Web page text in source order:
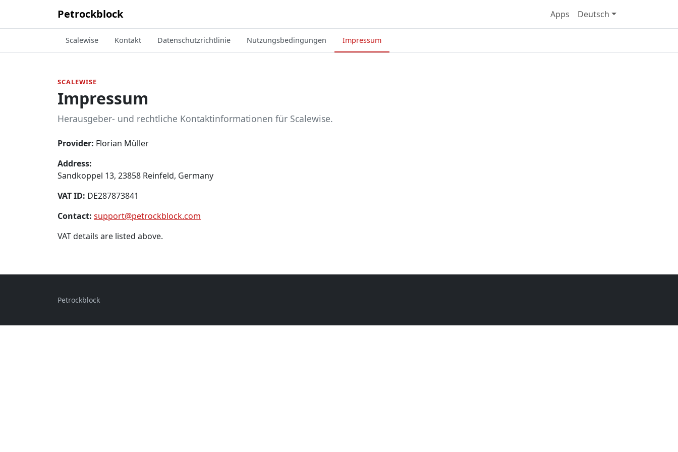
Petrockblock Apps Deutsch
Scalewise Kontakt Datenschutzrichtlinie Nutzungsbedingungen Impressum
SCALEWISE
Impressum
Herausgeber- und rechtliche Kontaktinformationen für Scalewise.
Provider: Florian Müller
Address:
Sandkoppel 13, 23858 Reinfeld, Germany
VAT ID: DE287873841
Contact: support@petrockblock.com
VAT details are listed above.
Petrockblock